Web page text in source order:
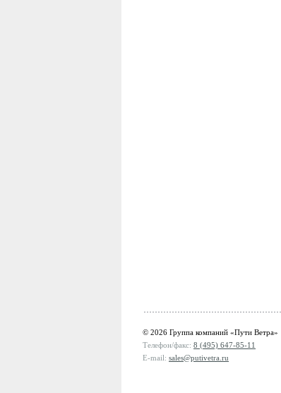
© 2026 Группа компаний «Пути Ветра»
Телефон/факс: 8 (495) 647-85-11
E-mail: sales@putivetra.ru